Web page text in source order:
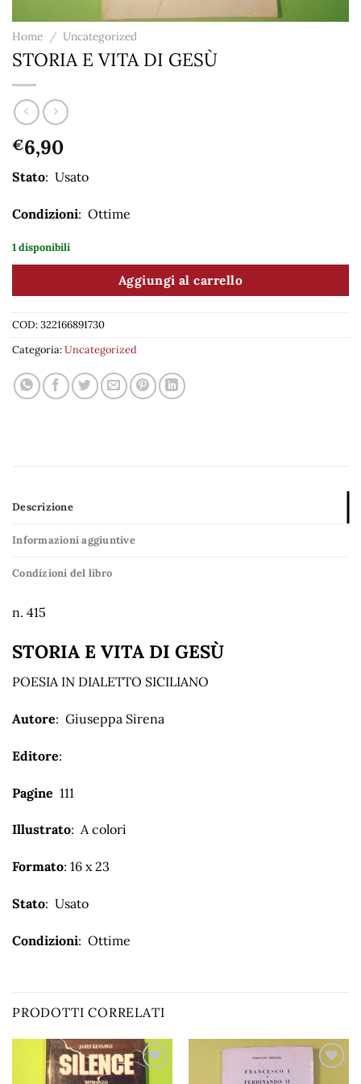
Home / Uncategorized
STORIA E VITA DI GESÙ
€6,90
Stato: Usato
Condizioni: Ottime
1 disponibili
Aggiungi al carrello
COD:322166891730
Categoria:Uncategorized
Descrizione
Informazioni aggiuntive
Condizioni del libro
n. 415
STORIA E VITA DI GESÙ
POESIA IN DIALETTO SICILIANO
Autore: Giuseppa Sirena
Editore:
Pagine 111
Illustrato: A colori
Formato: 16 x 23
Stato: Usato
Condizioni: Ottime
PRODOTTI CORRELATI
Aggiungi